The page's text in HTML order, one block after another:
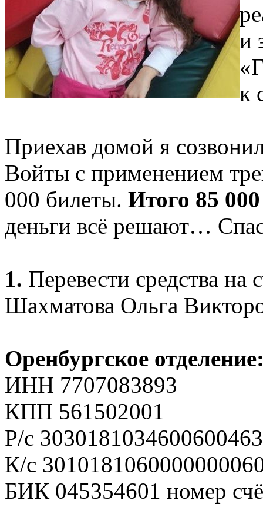
и
к
Приехав домой я
Войты с применением
000 билеты. Итого 85
деньги всё решают…
1. Перевести средства
Шахматова Ольга
Оренбургское
ИНН 7707083893
КПП 561502001
Р/с
К/с
БИК 045354601 номер